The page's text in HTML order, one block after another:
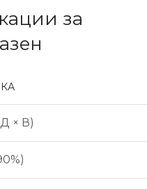
за
× В)